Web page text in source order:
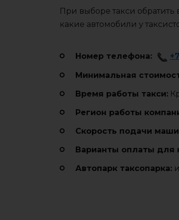
При выборе такси
какие автомобили у
Номер телефона:
Минимальная
Время работы такси:
Регион работы
Cкорость подачи
Варианты оплаты для
Автопарк таксопарка: